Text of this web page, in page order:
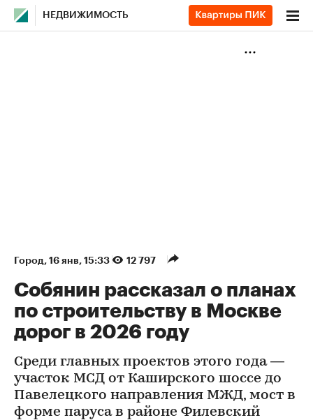
НЕДВИЖИМОСТЬ
Город⁠, 16 янв, 15:33 12 797
Собянин рассказал о планах
по строительству в Москве
дорог в 2026 году
Среди главных проектов этого года —
участок МСД от Каширского шоссе до
Павелецкого направления МЖД, мост в
форме паруса в районе Филевский